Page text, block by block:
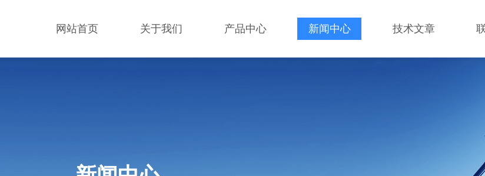
网站首页 关于我们 产品中心 新闻中心 技术文章